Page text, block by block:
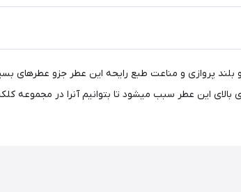
پروازی و مناعت طبع رایحه این عطر جزو عطرهای
بالای این عطر سبب میشود تا بتوانیم آنرا در مجموعه